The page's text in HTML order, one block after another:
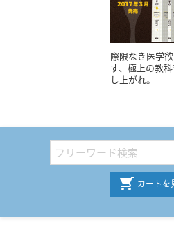
際限なき医学
す、極上の教
し上がれ。
カートを